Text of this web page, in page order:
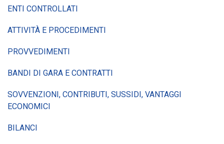
ENTI CONTROLLATI
ATTIVITÀ E PROCEDIMENTI
PROVVEDIMENTI
BANDI DI GARA E CONTRATTI
SOVVENZIONI, CONTRIBUTI, SUSSIDI, VANTAGGI
ECONOMICI
BILANCI